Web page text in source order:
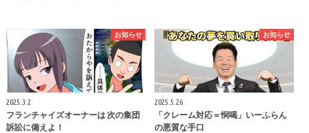
お知らせ
2025.3.2
フランチャイズオーナーは 次の集団
訴訟に備えよ！
お知らせ
2025.5.26
「クレーム対応＝恫喝」いーふらん
の悪質な手口